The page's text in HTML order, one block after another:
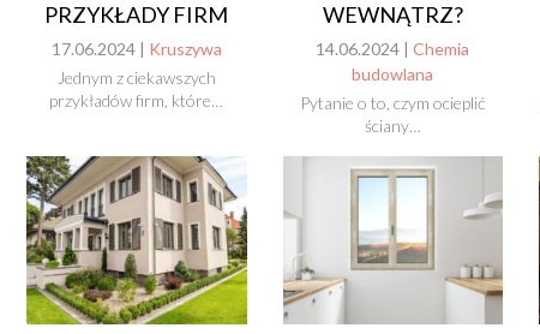
PRZYKŁADY FIRM
17.06.2024 | Kruszywa
Jednym z ciekawszych
przykładów firm, które…
WEWNĄTRZ?
14.06.2024 |Chemia
budowlana
Pytanie o to, czym ocieplić
ściany…